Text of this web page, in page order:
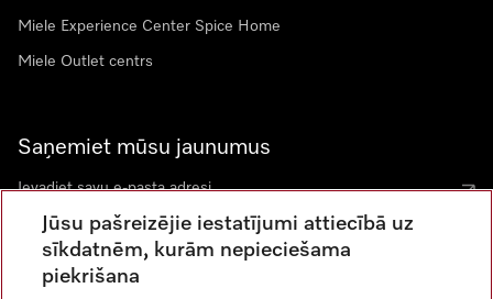
Miele Experience Center Spice Home
Miele Outlet centrs
Saņemiet mūsu jaunumus
Jūsu pašreizējie iestatījumi attiecībā uz
sīkdatnēm, kurām nepieciešama
piekrišana